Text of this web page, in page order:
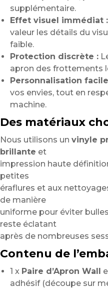
supplémentaire.
Effet visuel immédiat :
valeur les détails du
faible.
Protection discrète :
apron des frottements
Personnalisation
vos envies, tout en
machine.
Des matériaux
Nous utilisons un vinyle
brillante et
impression haute
petites
éraflures et aux
de manière
uniforme pour éviter
reste éclatant
après de nombreuses
Contenu de
1 x Paire d’Apron Wall
adhésif (découpe sur